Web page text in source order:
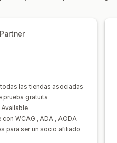
las tiendas asociadas
prueba gratuita
WCAG , ADA , AODA
para ser un socio afiliado